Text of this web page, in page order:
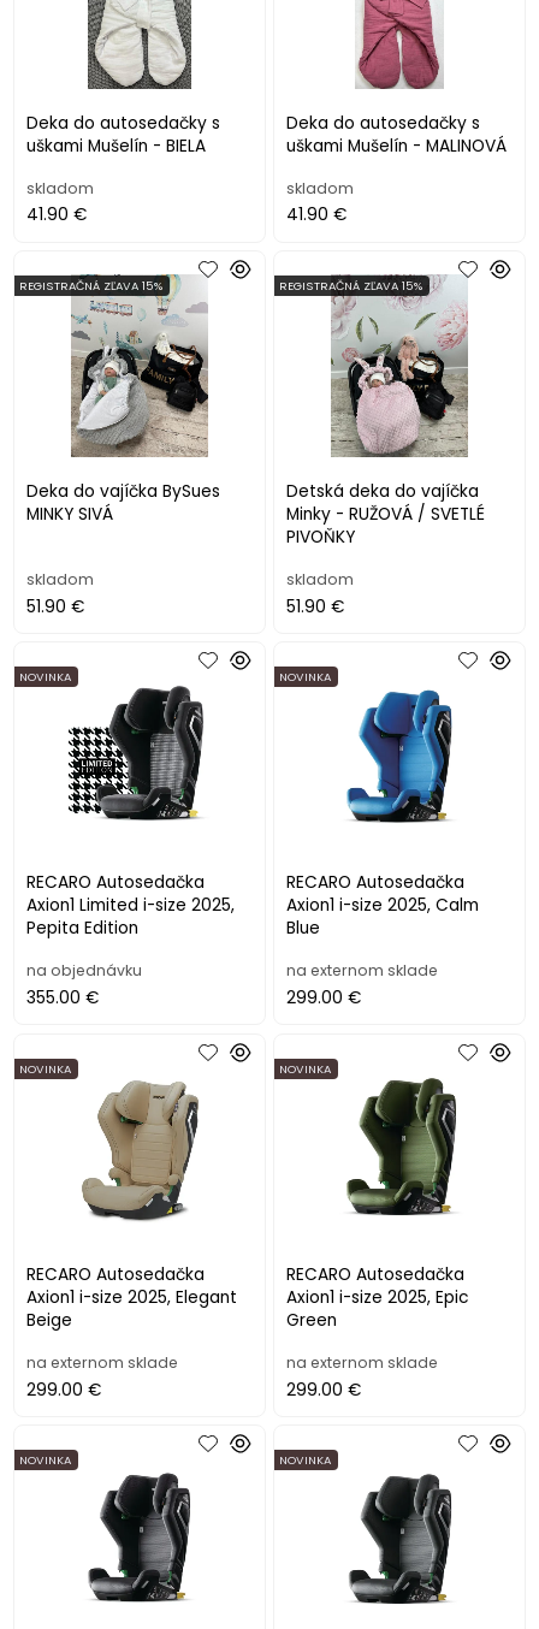
Deka do autosedačky s
uškami Mušelín - BIELA
skladom
41.90 €
Deka do autosedačky s
uškami Mušelín - MALINOVÁ
skladom
41.90 €
Deka do vajíčka BySues
MINKY SIVÁ
REGISTRAČNÁ ZĽAVA 15%
skladom
51.90 €
Detská deka do vajíčka
Minky - RUŽOVÁ / SVETLÉ
PIVOŇKY
REGISTRAČNÁ ZĽAVA 15%
skladom
51.90 €
RECARO Autosedačka
Axion1 Limited i-size 2025,
Pepita Edition
NOVINKA
na objednávku
355.00 €
RECARO Autosedačka
Axion1 i-size 2025, Calm
Blue
NOVINKA
na externom sklade
299.00 €
RECARO Autosedačka
Axion1 i-size 2025, Elegant
Beige
NOVINKA
na externom sklade
299.00 €
RECARO Autosedačka
Axion1 i-size 2025, Epic
Green
NOVINKA
na externom sklade
299.00 €
NOVINKA NOVINKA